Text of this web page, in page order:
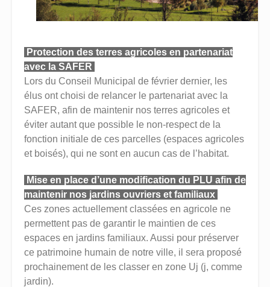
Protection des terres agricoles en partenariat
avec la SAFER
Lors du Conseil Municipal de février dernier, les
élus ont choisi de relancer le partenariat avec la
SAFER, afin de maintenir nos terres agricoles et
éviter autant que possible le non-respect de la
fonction initiale de ces parcelles (espaces agricoles
et boisés), qui ne sont en aucun cas de l’habitat.
Mise en place d’une modification du PLU afin de
maintenir nos jardins ouvriers et familiaux
Ces zones actuellement classées en agricole ne
permettent pas de garantir le maintien de ces
espaces en jardins familiaux. Aussi pour préserver
ce patrimoine humain de notre ville, il sera proposé
prochainement de les classer en zone Uj (j, comme
jardin).